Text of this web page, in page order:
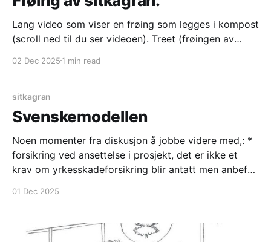
Lang video som viser en frøing som legges i kompost
(scroll ned til du ser videoen). Treet (frøingen av
og uansett fallretning vil det komme over andre
og man dekker til
02 Dec 2025 1 min read
sitkagran
Svenskemodellen
Noen momenter fra diskusjon å jobbe videre med,: *
forsikring ved ansettelse i prosjekt, det er ikke et
krav om yrkesskadeforsikring blir antatt men anbefalt
ved å studere Type 1 Kystlyng arbeid.
01 Dec 2025